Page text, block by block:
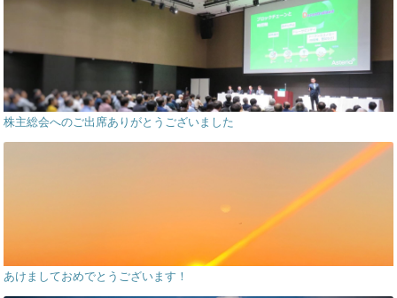
株主総会へのご出席ありがとうございました
あけましておめでとうございます！